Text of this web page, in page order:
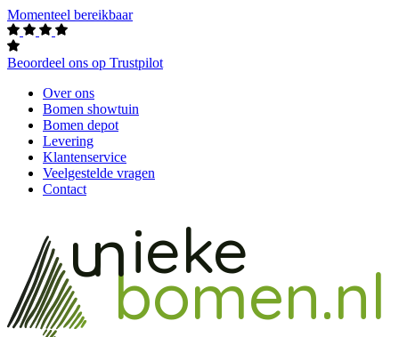
Momenteel bereikbaar
Beoordeel ons op Trustpilot
Over ons
Bomen showtuin
Bomen depot
Levering
Klantenservice
Veelgestelde vragen
Contact
bomen.nl
unieke